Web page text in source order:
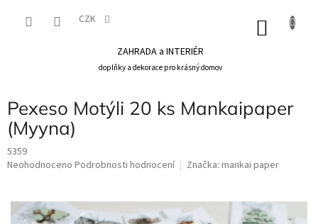
CZK
ZAHRADA a INTERIÉR
doplňky a dekorace pro krásný domov
Pexeso Motýli 20 ks Mankaipaper
(Myyna)
5359
Průměrné
je
Neohodnoceno Podrobnosti hodnocení Značka: mankai paper